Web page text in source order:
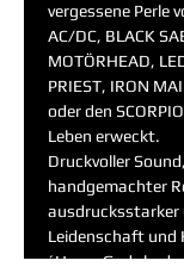
vergessene Perle
AC/DC, BLACK
MOTÖRHEAD,
PRIEST, IRON
oder den
Leben erweckt.
Druckvoller
handgemachter
ausdrucksstarker
Leidenschaft und
´Heavy Godz